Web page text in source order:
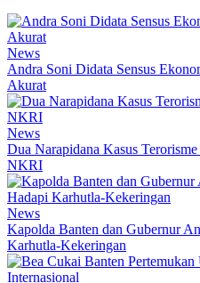
News
Andra Soni Didata Sensus
Akurat
News
Dua Narapidana Kasus
NKRI
News
Kapolda Banten dan Gubernur
Karhutla-Kekeringan